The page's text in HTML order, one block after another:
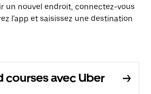
un nouvel endroit, connectez-vous
l'app et saisissez une destination
courses avec Uber